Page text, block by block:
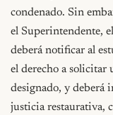
condenado. Sin
el Superintendente,
deberá notificar al
el derecho a solicitar
designado, y deberá
justicia restaurativa,